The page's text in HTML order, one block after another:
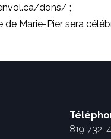
dons/ ;
Marie-Pier sera
819 732-